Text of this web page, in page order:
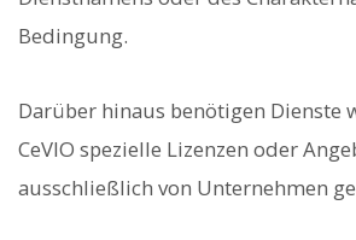
Bedingung.
Darüber hinaus benötigen Dienste
CeVIO spezielle Lizenzen oder
ausschließlich von Unternehmen